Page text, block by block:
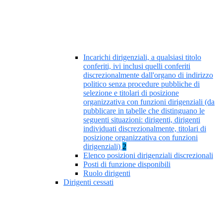
Incarichi dirigenziali, a qualsiasi titolo
conferiti, ivi inclusi quelli conferiti
discrezionalmente dall'organo di indirizzo
politico senza procedure pubbliche di
selezione e titolari di posizione
organizzativa con funzioni dirigenziali (da
pubblicare in tabelle che distinguano le
seguenti situazioni: dirigenti, dirigenti
individuati discrezionalmente, titolari di
posizione organizzativa con funzioni
dirigenziali) 2
Elenco posizioni dirigenziali discrezionali
Posti di funzione disponibili
Ruolo dirigenti
Dirigenti cessati